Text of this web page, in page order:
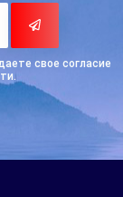
свое согласие